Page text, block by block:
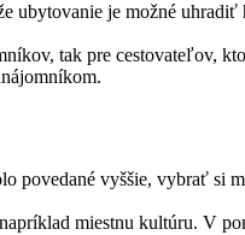
ubytovanie je možné
tak pre cestovateľov,
povedané vyššie, vybrať si
miestnu kultúru. V